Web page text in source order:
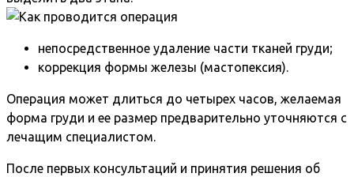
непосредственное удаление части тканей груди;
коррекция формы железы (мастопексия).
Операция может длиться до четырех часов, желаемая
форма груди и ее размер предварительно уточняются с
лечащим специалистом.
После первых консультаций и принятия решения об